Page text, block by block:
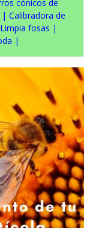
cónicos de
| Calibradora de
Limpia fosas |
|